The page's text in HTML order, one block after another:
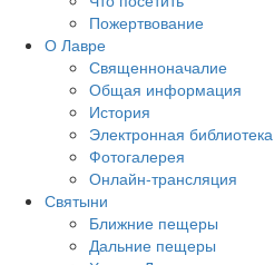
Пожертвование
О Лавре
Священноначалие
Общая информация
История
Электронная библиотека
Фотогалерея
Онлайн-трансляция
Святыни
Ближние пещеры
Дальние пещеры